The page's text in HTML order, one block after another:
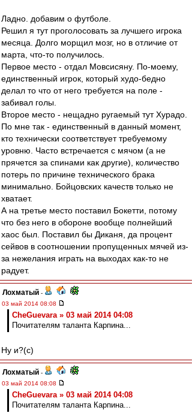
Ладно. добавим о футболе.
Решил я тут проголосовать за лучшего игрока
месяца. Долго морщил мозг, но в отличие от
марта, что-то получилось.
Первое место - отдал Мовсисяну. По-моему,
единственный игрок, который худо-бедно
делал то что от него требуется на поле -
забивал голы.
Второе место - нещадно ругаемый тут Хурадо.
По мне так - единственный в данный момент,
кто технически соответствует требуемому
уровню. Часто встречается с мячом (а не
прячется за спинами как другие), количество
потерь по причине технического брака
минимально. Бойцовских качеств только не
хватает.
А на третье место поставил Бокетти, потому
что без него в обороне вообще полнейший
хаос был. Поставил бы Диканя, да процент
сейвов в соотношении пропущенных мячей из-
за нежелания играть на выходах как-то не
радует.
Лохматый -
03 май 2014 08:08
CheGuevara » 03 май 2014 04:08
Почитателям таланта Карпина...
Ну и?(с)
Лохматый -
03 май 2014 08:08
CheGuevara » 03 май 2014 04:08
Почитателям таланта Карпина...